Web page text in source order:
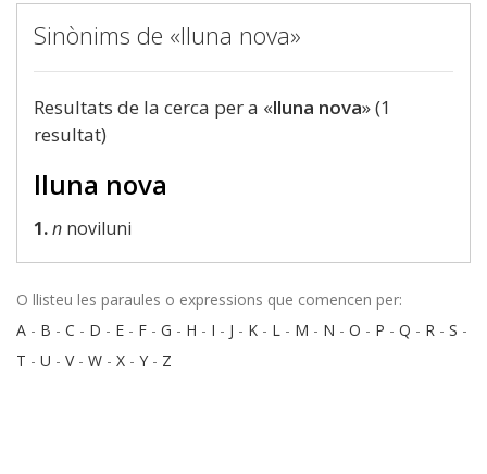
Sinònims de «lluna nova»
Resultats de la cerca per a «lluna nova» (1
resultat)
lluna nova
1.n noviluni
O llisteu les paraules o expressions que comencen per:
A - B - C - D - E - F - G - H - I - J - K - L - M - N - O - P - Q - R - S -
T - U - V- W - X - Y - Z